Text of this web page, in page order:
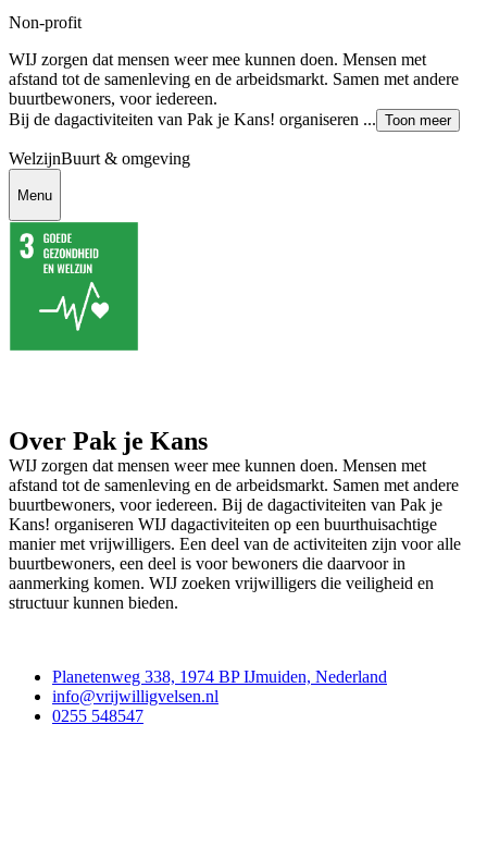
Non-profit
WIJ zorgen dat mensen weer mee kunnen doen. Mensen met
afstand tot de samenleving en de arbeidsmarkt. Samen met andere
buurtbewoners, voor iedereen.
Bij de dagactiviteiten van Pak je Kans! organiseren ... Toon meer
WelzijnBuurt & omgeving
Menu
Over Pak je Kans
WIJ zorgen dat mensen weer mee kunnen doen. Mensen met
afstand tot de samenleving en de arbeidsmarkt. Samen met andere
buurtbewoners, voor iedereen. Bij de dagactiviteiten van Pak je
Kans! organiseren WIJ dagactiviteiten op een buurthuisachtige
manier met vrijwilligers. Een deel van de activiteiten zijn voor alle
buurtbewoners, een deel is voor bewoners die daarvoor in
aanmerking komen. WIJ zoeken vrijwilligers die veiligheid en
structuur kunnen bieden.
Planetenweg 338, 1974 BP IJmuiden, Nederland
info@vrijwilligvelsen.nl
0255 548547